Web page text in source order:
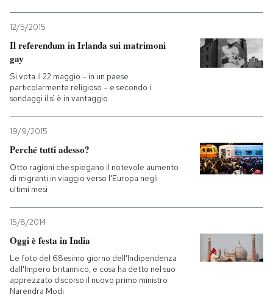
12/5/2015
Il referendum in Irlanda sui matrimoni
gay
Si vota il 22 maggio – in un paese
particolarmente religioso – e secondo i
sondaggi il sì è in vantaggio
19/9/2015
Perché tutti adesso?
Otto ragioni che spiegano il notevole aumento
di migranti in viaggio verso l'Europa negli
ultimi mesi
15/8/2014
Oggi è festa in India
Le foto del 68esimo giorno dell'Indipendenza
dall'Impero britannico, e cosa ha detto nel suo
apprezzato discorso il nuovo primo ministro
Narendra Modi